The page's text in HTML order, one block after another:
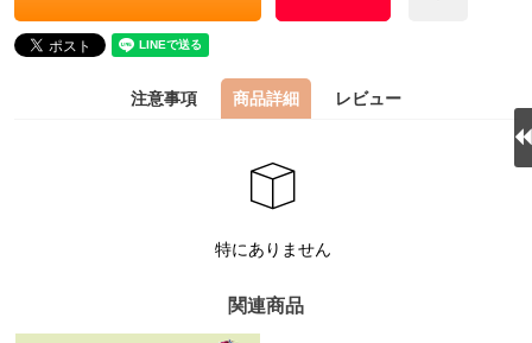
注意事項 商品詳細 レビュー
特にありません
関連商品